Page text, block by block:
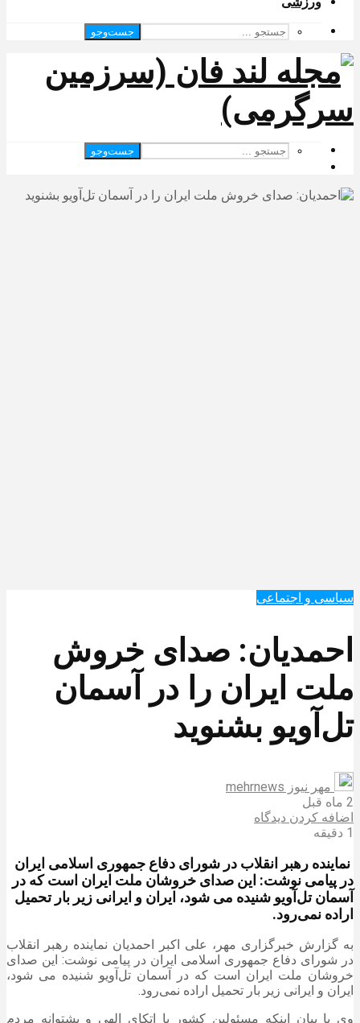
جست‌وجو
جست‌وجو
سیاسی و اجتماعی
احمدیان: صدای خروش
ملت ایران را در آسمان
تل‌آویو بشنوید
مهر نیوز mehrnews
2 ماه قبل
اضافه کردن دیدگاه
1 دقیقه
نماینده رهبر انقلاب در شورای دفاع جمهوری اسلامی ایران
در پیامی نوشت: این صدای خروشان ملت ایران است که در
آسمان تل‌آویو شنیده می شود، ایران و ایرانی زیر بار تحمیل
اراده نمی‌رود.
به گزارش خبرگزاری مهر، علی اکبر احمدیان نماینده رهبر انقلاب
در شورای دفاع جمهوری اسلامی ایران در پیامی نوشت: این صدای
خروشان ملت ایران است که در آسمان تل‌آویو شنیده می شود،
ایران و ایرانی زیر بار تحمیل اراده نمی‌رود.
وی با بیان اینکه مسئولین کشور با اتکای الهی و پشتوانه مردم